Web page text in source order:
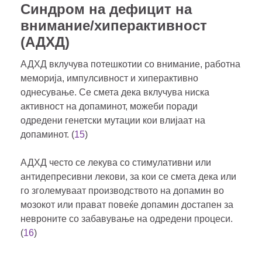
Синдром на дефицит на
внимание/хиперактивност
(АДХД)
АДХД вклучува потешкотии со внимание, работна
меморија, импулсивност и хиперактивно
однесување. Се смета дека вклучува ниска
активност на допаминот, можеби поради
одредени генетски мутации кои влијаат на
допаминот. (15)
АДХД често се лекува со стимулативни или
антидепресивни лекови, за кои се смета дека или
го зголемуваат производството на допамин во
мозокот или прават повеќе допамин достапен за
невроните со забавување на одредени процеси.
(16)